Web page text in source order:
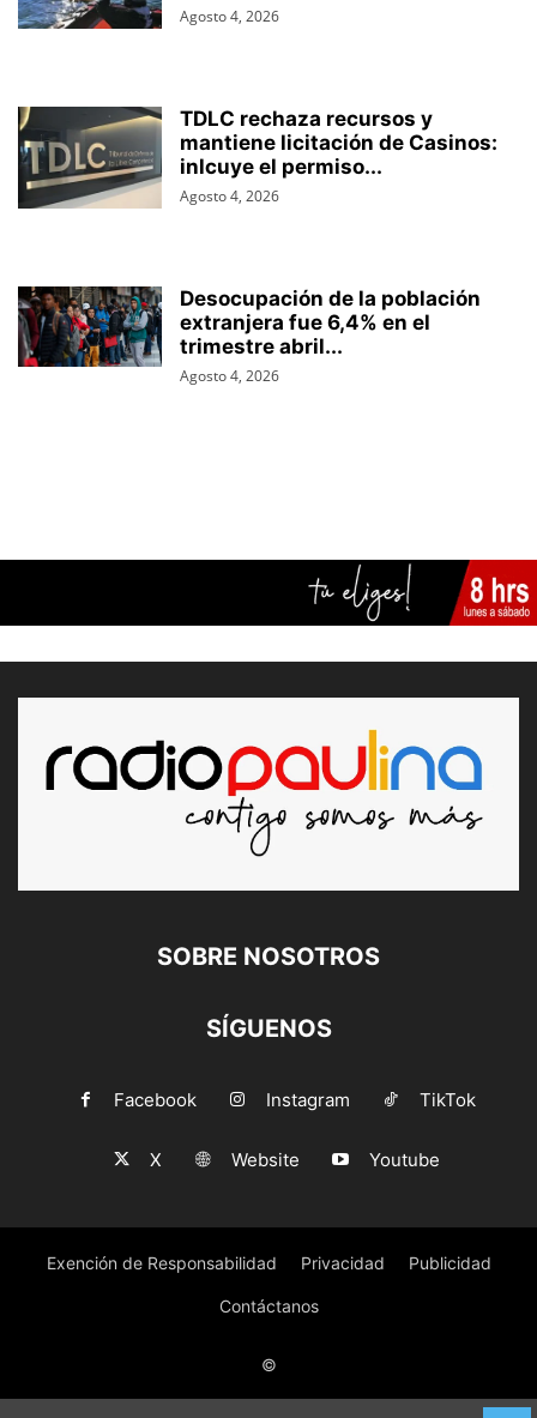
Agosto 4, 2026
TDLC rechaza recursos y
mantiene licitación de Casinos:
inlcuye el permiso...
Agosto 4, 2026
Desocupación de la población
extranjera fue 6,4% en el
trimestre abril...
Agosto 4, 2026
SOBRE NOSOTROS
SÍGUENOS
Facebook Instagram TikTok
X Website Youtube
Exención de Responsabilidad Privacidad Publicidad
Contáctanos
©